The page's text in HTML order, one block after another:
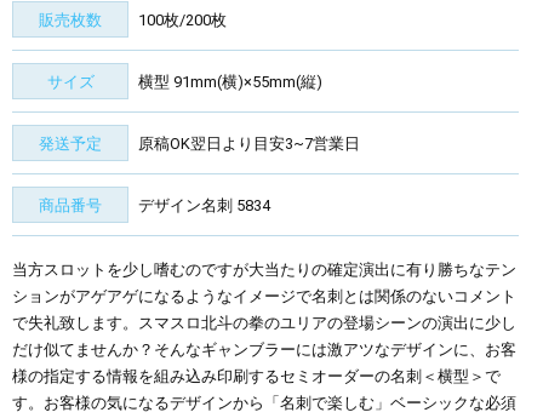
販売枚数 100枚/200枚
サイズ 横型 91mm(横)×55mm(縦)
発送予定 原稿OK翌日より目安3~7営業日
商品番号 デザイン名刺 5834
当方スロットを少し嗜むのですが大当たりの確定演出に有り勝ちなテン
ションがアゲアゲになるようなイメージで名刺とは関係のないコメント
で失礼致します。スマスロ北斗の拳のユリアの登場シーンの演出に少し
だけ似てませんか？そんなギャンブラーには激アツなデザインに、お客
様の指定する情報を組み込み印刷するセミオーダーの名刺＜横型＞で
す。お客様の気になるデザインから「名刺で楽しむ」ベーシックな必須